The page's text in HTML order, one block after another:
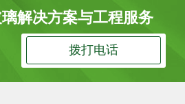
解决方案与工程服务
拨打电话